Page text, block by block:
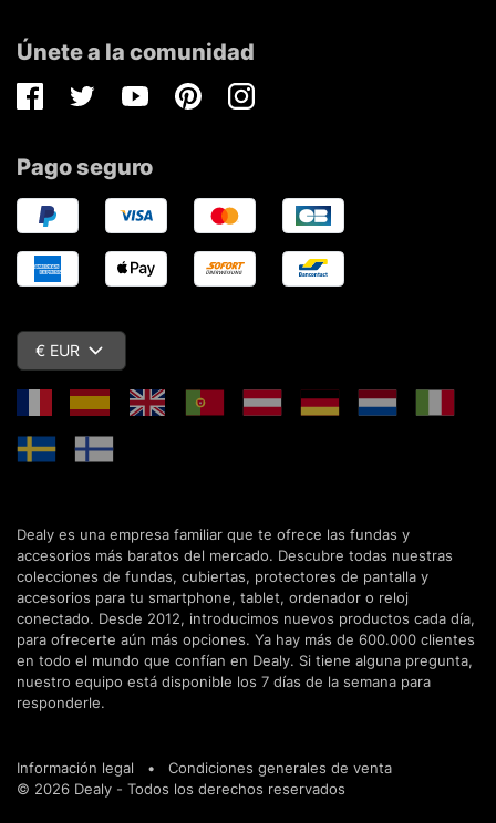
Únete a la comunidad
FacebookTwitterYoutubePinterestInstagram
Pago seguro
€ EUR
Dealy es una empresa familiar que te ofrece las fundas y
accesorios más baratos del mercado. Descubre todas nuestras
colecciones de fundas, cubiertas, protectores de pantalla y
accesorios para tu smartphone, tablet, ordenador o reloj
conectado. Desde 2012, introducimos nuevos productos cada día,
para ofrecerte aún más opciones. Ya hay más de 600.000 clientes
en todo el mundo que confían en Dealy. Si tiene alguna pregunta,
nuestro equipo está disponible los 7 días de la semana para
responderle.
© 2026 Dealy - Todos los derechos reservados
Información legal • Condiciones generales de venta